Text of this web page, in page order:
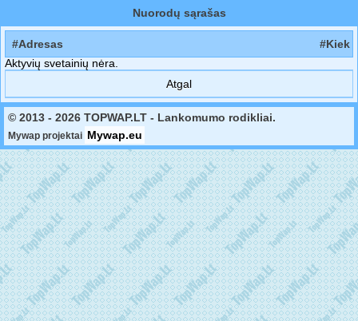
Nuorodų sąrašas
#Adresas
#Kiek
Aktyvių svetainių nėra.
Atgal
© 2013 - 2026 TOPWAP.LT - Lankomumo rodikliai.
Mywap projektai Mywap.eu